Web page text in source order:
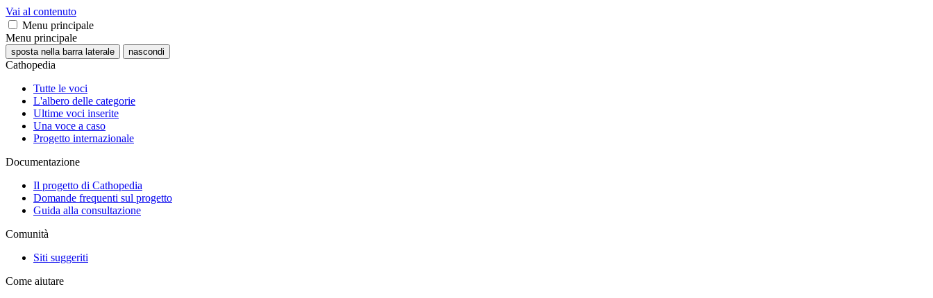
Vai al contenuto
Menu principale
Menu principale
sposta nella barra laterale nascondi
Cathopedia
Tutte le voci
L'albero delle categorie
Ultime voci inserite
Una voce a caso
Progetto internazionale
Documentazione
Il progetto di Cathopedia
Domande frequenti sul progetto
Guida alla consultazione
Comunità
Siti suggeriti
Come aiutare